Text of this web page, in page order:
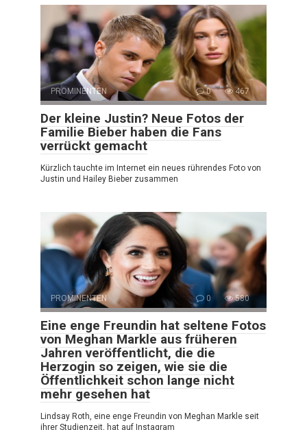
PROMINENTEN 0 467
Der kleine Justin? Neue Fotos der
Familie Bieber haben die Fans
verrückt gemacht
Kürzlich tauchte im Internet ein neues rührendes Foto von
Justin und Hailey Bieber zusammen
PROMINENTEN 0 580
Eine enge Freundin hat seltene Fotos
von Meghan Markle aus früheren
Jahren veröffentlicht, die die
Herzogin so zeigen, wie sie die
Öffentlichkeit schon lange nicht
mehr gesehen hat
Lindsay Roth, eine enge Freundin von Meghan Markle seit
ihrer Studienzeit, hat auf Instagram